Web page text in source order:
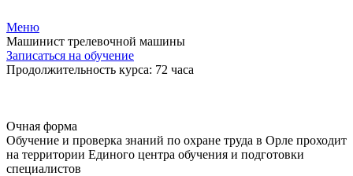
Меню
Машинист трелевочной машины
Записаться на обучение
Продолжительность курса: 72 часа
Очная форма
Обучение и проверка знаний по охране труда в Орле проходит
на территории Единого центра обучения и подготовки
специалистов